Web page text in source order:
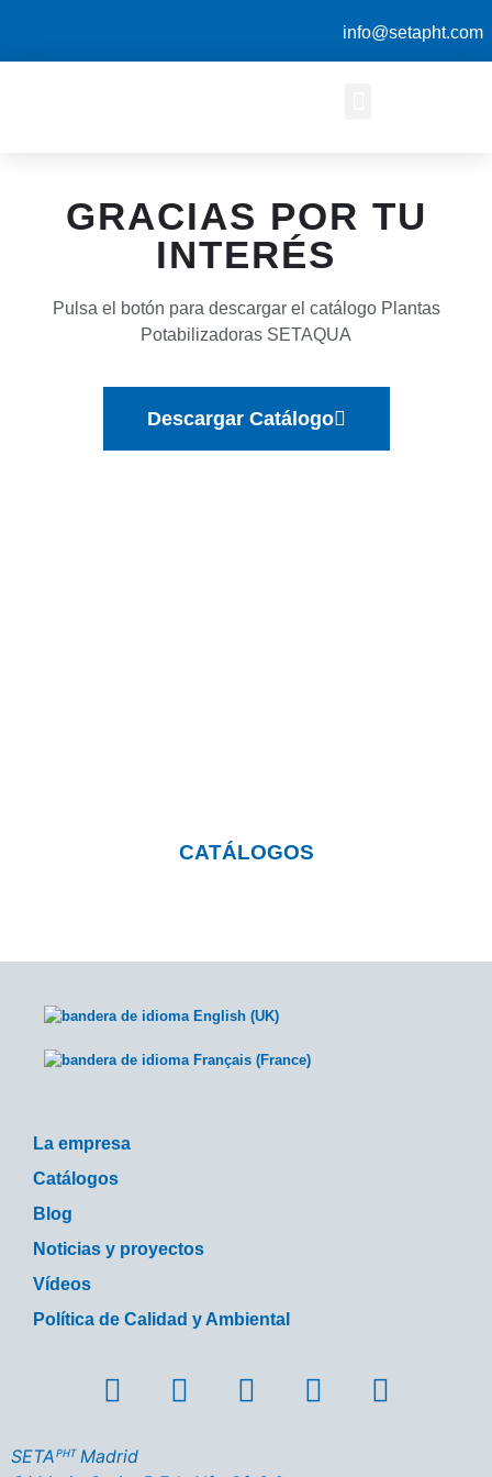
info@setapht.com
GRACIAS POR TU
INTERÉS
Pulsa el botón para descargar el catálogo Plantas
Potabilizadoras SETAQUA
Descargar Catálogo
CATÁLOGOS
La empresa
Catálogos
Blog
Noticias y proyectos
Vídeos
Política de Calidad y Ambiental
SETAᴾᴴᵀ Madrid